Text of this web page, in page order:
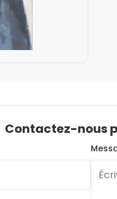
Contactez-nous